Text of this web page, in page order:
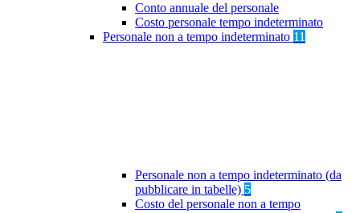
Conto annuale del personale
Costo personale tempo indeterminato
Personale non a tempo indeterminato 11
Personale non a tempo indeterminato (da
pubblicare in tabelle) 5
Costo del personale non a tempo